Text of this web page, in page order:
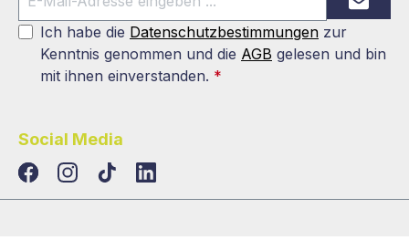
Ich habe die Datenschutzbestimmungen zur
Kenntnis genommen und die AGB gelesen und bin
mit ihnen einverstanden. *
Social Media
TikTokLinkedIn